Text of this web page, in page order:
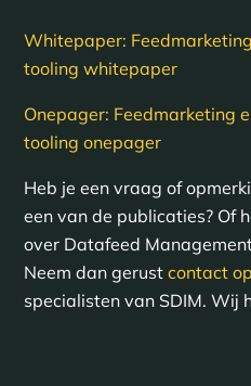
Whitepaper:
tooling whitepaper
Onepager: Feedmarketing
tooling onepager
Heb je een vraag of
een van de publicaties? Of
over Datafeed
Neem dan gerust contact op
specialisten van SDIM. Wij